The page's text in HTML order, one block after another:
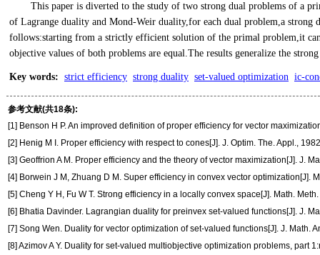
This paper is diverted to the study of two strong dual problems of a
of Lagrange duality and Mond-Weir duality,for each dual problem,a strong
follows:starting from a strictly efficient solution of the primal problem,it
objective values of both problems are equal.The results generalize the
Key words: strict efficiency strong duality set-valued optimization ic-
参考文献(共18条):
[1] Benson H P. An improved definition of proper efficiency for vector
[2] Henig M I. Proper efficiency with respect to cones[J]. J. Optim. The. Appl.,
[3] Geoffrion A M. Proper efficiency and the theory of vector maximization[J]. J.
[4] Borwein J M, Zhuang D M. Super efficiency in convex vector optimization[J].
[5] Cheng Y H, Fu W T. Strong efficiency in a locally convex space[J]. Math.
[6] Bhatia Davinder. Lagrangian duality for preinvex set-valued functions[J]. J.
[7] Song Wen. Duality for vector optimization of set-valued functions[J]. J. Math.
[8] Azimov A Y. Duality for set-valued multiobjective optimization problems, part